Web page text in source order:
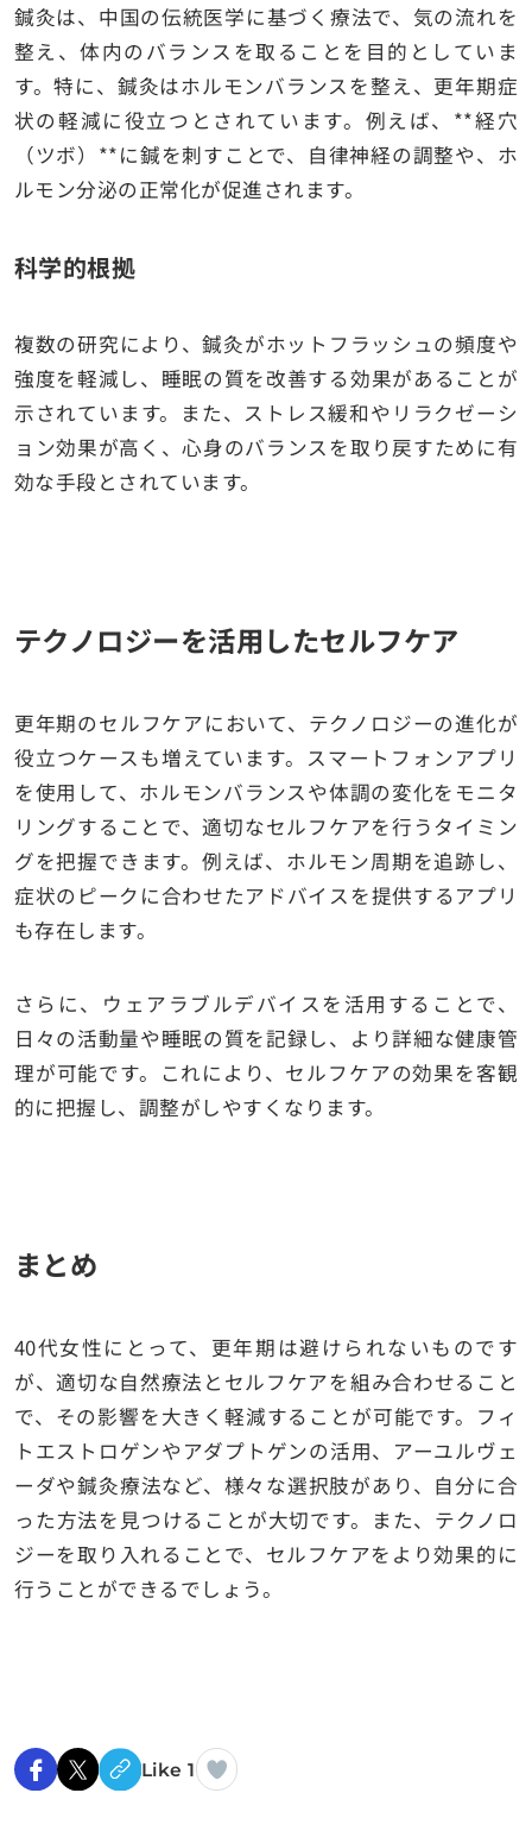
鍼灸は、中国の伝統医学に基づく療法で、気の流れを
整え、体内のバランスを取ることを目的としていま
す。特に、鍼灸はホルモンバランスを整え、更年期症
状の軽減に役立つとされています。例えば、**経穴
（ツボ）**に鍼を刺すことで、自律神経の調整や、ホ
ルモン分泌の正常化が促進されます。
科学的根拠
複数の研究により、鍼灸がホットフラッシュの頻度や
強度を軽減し、睡眠の質を改善する効果があることが
示されています。また、ストレス緩和やリラクゼーシ
ョン効果が高く、心身のバランスを取り戻すために有
効な手段とされています。
テクノロジーを活用したセルフケア
更年期のセルフケアにおいて、テクノロジーの進化が
役立つケースも増えています。スマートフォンアプリ
を使用して、ホルモンバランスや体調の変化をモニタ
リングすることで、適切なセルフケアを行うタイミン
グを把握できます。例えば、ホルモン周期を追跡し、
症状のピークに合わせたアドバイスを提供するアプリ
も存在します。
さらに、ウェアラブルデバイスを活用することで、
日々の活動量や睡眠の質を記録し、より詳細な健康管
理が可能です。これにより、セルフケアの効果を客観
的に把握し、調整がしやすくなります。
まとめ
40代女性にとって、更年期は避けられないものです
が、適切な自然療法とセルフケアを組み合わせること
で、その影響を大きく軽減することが可能です。フィ
トエストロゲンやアダプトゲンの活用、アーユルヴェ
ーダや鍼灸療法など、様々な選択肢があり、自分に合
った方法を見つけることが大切です。また、テクノロ
ジーを取り入れることで、セルフケアをより効果的に
行うことができるでしょう。
Like 1